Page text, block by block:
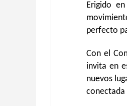
Erigido
perfecto
Con el
invita en
nuevos